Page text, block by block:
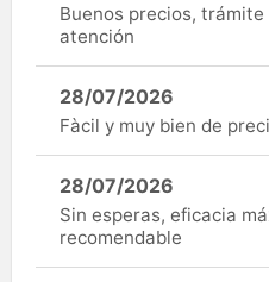
Buenos precios,
atención
28/07/2026
Fàcil y muy bien de
28/07/2026
Sin esperas, eficacia
recomendable